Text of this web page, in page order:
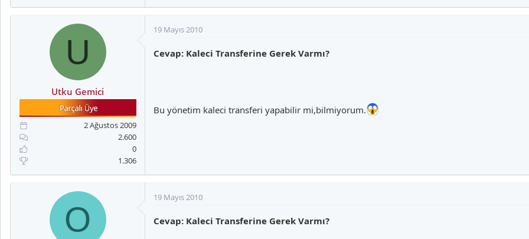
U
Utku Gemici
2 Ağustos 2009
2.600
0
1.306
19 Mayıs 2010
Cevap: Kaleci Transferine Gerek Varmı?
Bu yönetim kaleci transferi yapabilir mi,bilmiyorum.
O
19 Mayıs 2010
Cevap: Kaleci Transferine Gerek Varmı?